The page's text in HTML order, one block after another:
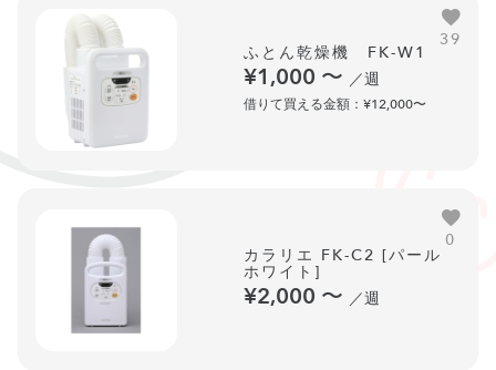
ふとん乾燥機 FK-W1
¥1,000 〜 ／週
借りて買える金額：¥12,000〜
39
カラリエ FK-C2 [パール
ホワイト]
¥2,000 〜 ／週
0